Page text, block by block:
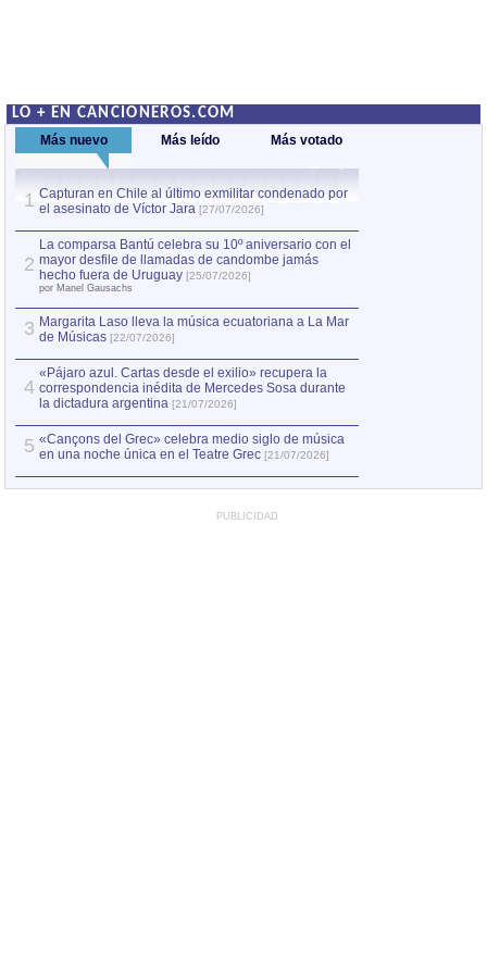
LO + EN CANCIONEROS.COM
Más nuevo Más leído Más votado
1 Capturan en Chile al último exmilitar condenado por
el asesinato de Víctor Jara [27/07/2026]
2
La comparsa Bantú celebra su 10º aniversario con el
mayor desfile de llamadas de candombe jamás
hecho fuera de Uruguay [25/07/2026]
por Manel Gausachs
3 Margarita Laso lleva la música ecuatoriana a La Mar
de Músicas [22/07/2026]
4
«Pájaro azul. Cartas desde el exilio» recupera la
correspondencia inédita de Mercedes Sosa durante
la dictadura argentina [21/07/2026]
5 «Cançons del Grec» celebra medio siglo de música
en una noche única en el Teatre Grec [21/07/2026]
PUBLICIDAD